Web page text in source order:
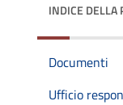
INDICE DELLA
Documenti
Ufficio